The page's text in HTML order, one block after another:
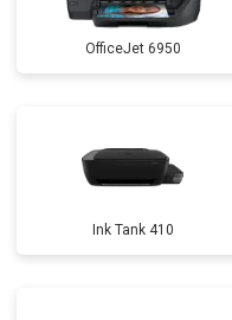
OfficeJet 6950
Ink Tank 410